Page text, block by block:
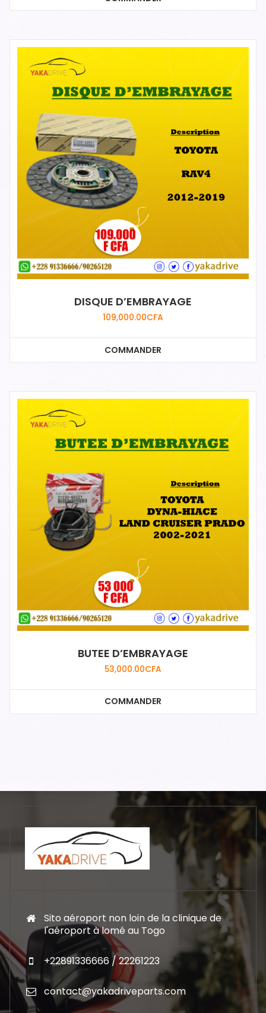
DISQUE D’EMBRAYAGE
109,000.00CFA
COMMANDER
BUTEE D’EMBRAYAGE
53,000.00CFA
COMMANDER
Sito aéroport non loin de la clinique de
l'aéroport à lomé au Togo
+22891336666 / 22261223
contact@yakadriveparts.com